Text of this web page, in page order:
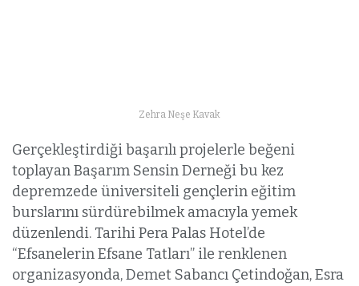
Zehra Neşe Kavak
Gerçekleştirdiği başarılı projelerle beğeni
toplayan Başarım Sensin Derneği bu kez
depremzede üniversiteli gençlerin eğitim
burslarını sürdürebilmek amacıyla yemek
düzenlendi. Tarihi Pera Palas Hotel’de
“Efsanelerin Efsane Tatları” ile renklenen
organizasyonda, Demet Sabancı Çetindoğan, Esra